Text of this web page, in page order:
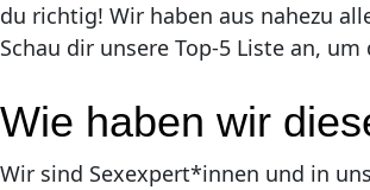
du richtig! Wir haben aus nahezu
Schau dir unsere Top-5 Liste an,
Wie haben wir
Wir sind Sexexpert*innen und in